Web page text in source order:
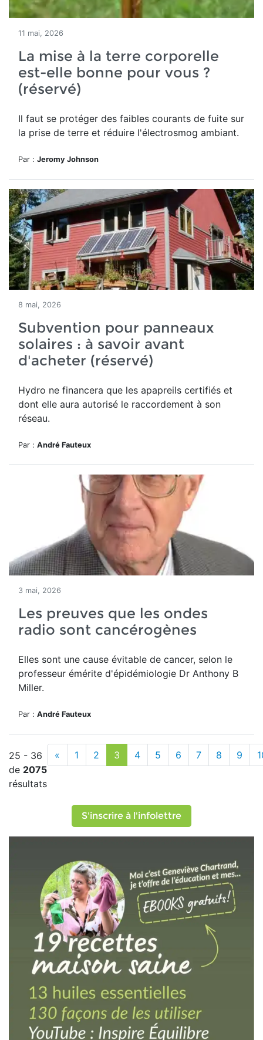
11 mai, 2026
La mise à la terre corporelle
est-elle bonne pour vous ?
(réservé)
Il faut se protéger des faibles courants de fuite sur
la prise de terre et réduire l'électrosmog ambiant.
Par : Jeromy Johnson
8 mai, 2026
Subvention pour panneaux
solaires : à savoir avant
d'acheter (réservé)
Hydro ne financera que les apapreils certifiés et
dont elle aura autorisé le raccordement à son
réseau.
Par : André Fauteux
3 mai, 2026
Les preuves que les ondes
radio sont cancérogènes
Elles sont une cause évitable de cancer, selon le
professeur émérite d'épidémiologie Dr Anthony B
Miller.
Par : André Fauteux
25 - 36
de 2075
résultats
« 1 2 3 4 5 6 7 8 9
S'inscrire à l'infolettre